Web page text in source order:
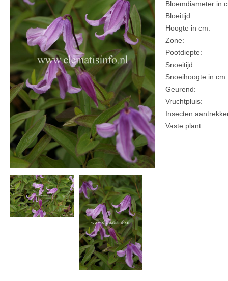
Bloemdiameter in
Bloeitijd:
Hoogte in cm:
Zone:
Pootdiepte:
Snoeitijd:
Snoeihoogte in cm:
Geurend:
Vruchtpluis:
Insecten
Vaste plant: